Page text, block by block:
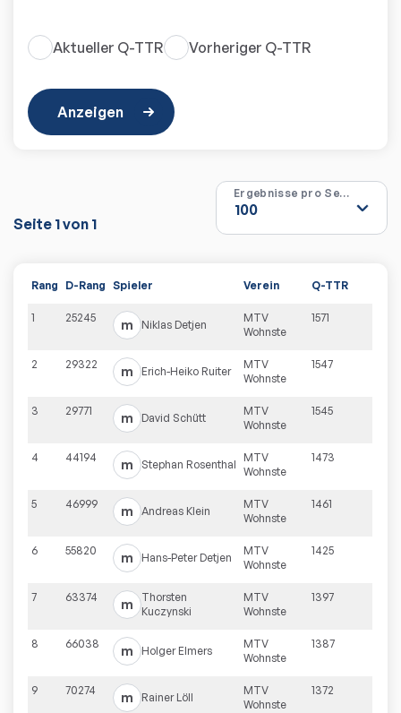
Aktueller Q-TTR Vorheriger Q-TTR
Anzeigen
Seite 1von 1
Ergebnisse pro Seite
Rang D-Rang Spieler Verein Q-TTR
1 25245 m Niklas Detjen
MTV
Wohnste
1571
2 29322 m Erich-Heiko Ruiter
MTV
Wohnste
1547
3 29771 m David Schütt
MTV
Wohnste
1545
4 44194 m Stephan Rosenthal
MTV
Wohnste
1473
5 46999 m Andreas Klein
MTV
Wohnste
1461
6 55820 m Hans-Peter Detjen
MTV
Wohnste
1425
7 63374 m
Thorsten
Kuczynski
MTV
Wohnste
1397
8 66038 m Holger Elmers
MTV
Wohnste
1387
9 70274 m Rainer Löll
MTV
Wohnste
1372